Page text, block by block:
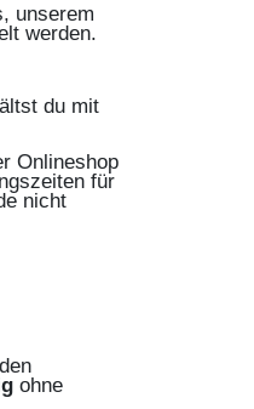
unserem
werden.
du mit
Onlineshop
für
nicht
ohne